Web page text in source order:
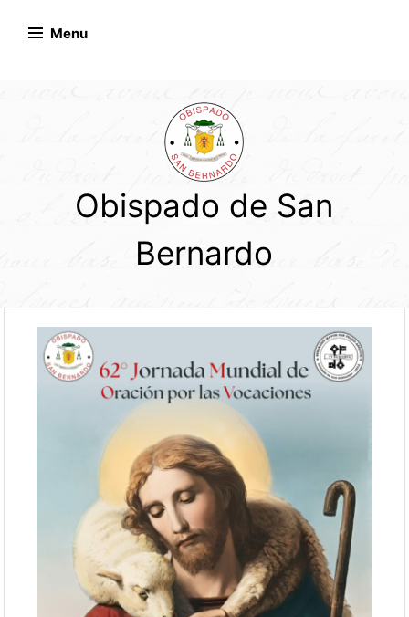
Menu
Obispado de San
Bernardo